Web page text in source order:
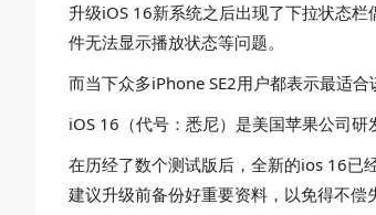
升级iOS 16新系统之后出现了下拉状态
件无法显示播放状态等问题。
而当下众多iPhone SE2用户都表示最适合
iOS 16（代号：悉尼）是美国苹果公司
在历经了数个测试版后，全新的ios 16已
建议升级前备份好重要资料，以免得不偿